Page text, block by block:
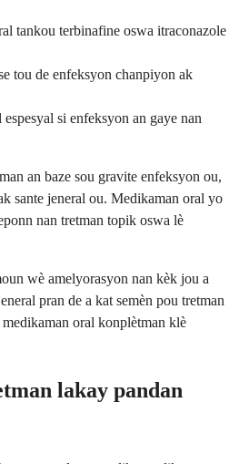
tankou terbinafine oswa itraconazole
tou de enfeksyon chanpiyon ak
si enfeksyon an gaye nan
an baze sou gravite enfeksyon ou,
sante jeneral ou. Medikaman oral yo
nan tretman topik oswa lè
wè amelyorasyon nan kèk jou a
pran de a kat semèn pou tretman
oral konplètman klè
lakay pandan